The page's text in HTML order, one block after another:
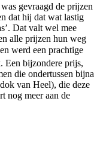
gevraagd de prijzen
dat hij dat wat lastig
Dat valt wel mee
alle prijzen hun weg
werd een prachtige
Een bijzondere prijs,
die ondertussen bijna
van Heel), die deze
nog meer aan de